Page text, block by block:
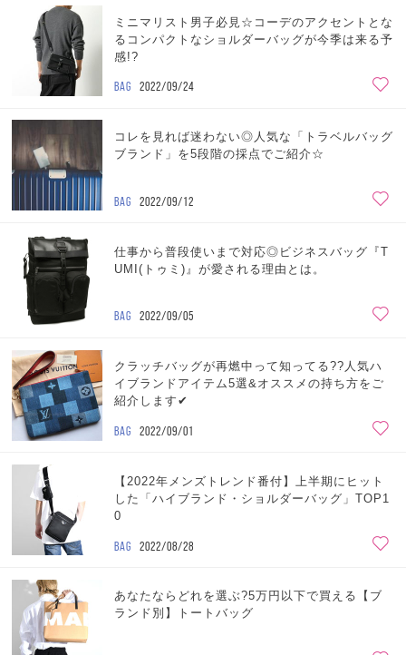
ミニマリスト男子必見☆コーデのアクセントとな
るコンパクトなショルダーバッグが今季は来る予
感!?
BAG 2022/09/24
コレを見れば迷わない◎人気な「トラベルバッグ
ブランド」を5段階の採点でご紹介☆
BAG 2022/09/12
仕事から普段使いまで対応◎ビジネスバッグ『T
UMI(トゥミ)』が愛される理由とは。
BAG 2022/09/05
クラッチバッグが再燃中って知ってる??人気ハ
イブランドアイテム5選&オススメの持ち方をご
紹介します✔
BAG 2022/09/01
【2022年メンズトレンド番付】上半期にヒット
した「ハイブランド・ショルダーバッグ」TOP1
0
BAG 2022/08/28
あなたならどれを選ぶ?5万円以下で買える【ブ
ランド別】トートバッグ